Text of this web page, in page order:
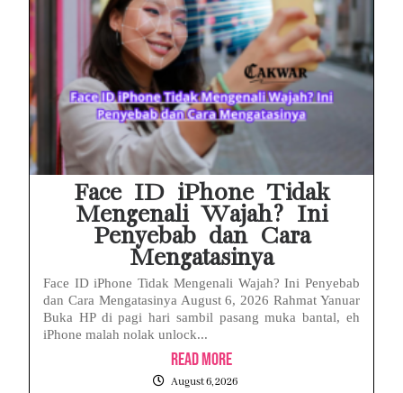
Face ID iPhone Tidak
Mengenali Wajah? Ini
Penyebab dan Cara
Mengatasinya
Face ID iPhone Tidak Mengenali Wajah? Ini Penyebab
dan Cara Mengatasinya August 6, 2026 Rahmat Yanuar
Buka HP di pagi hari sambil pasang muka bantal, eh
iPhone malah nolak unlock...
Read More
August 6, 2026